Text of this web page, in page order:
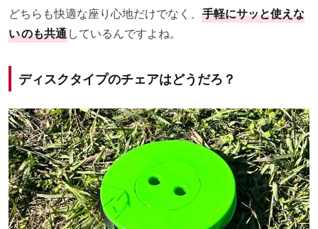
どちらも快適な座り心地だけでなく、 手軽にサッと使えな
いのも共通しているんですよね。
ディスクタイプのチェアはどうだろ？